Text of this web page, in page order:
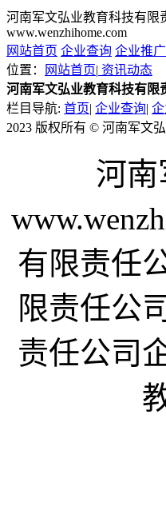
河南军文弘业教育科技有限
www.wenzhihome.com
网站首页 企业查询 企业推广
位置：
网站首页| 资讯动态
河南军文弘业教育科技有限
栏目导航: 首页| 企业查询|
2023 版权所有 © 河南军文
河
有限责任
限责任公
责任公司